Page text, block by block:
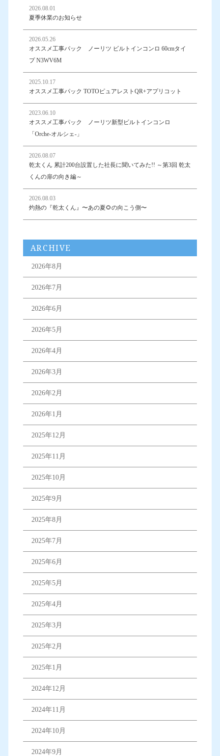
2026.08.01
夏季休業のお知らせ
2026.05.26
オススメ工事パック ノーリツ ビルトインコンロ 60cmタイ
プ N3WV6M
2025.10.17
オススメ工事パック TOTOピュアレストQR+アプリコット
2023.06.10
オススメ工事パック ノーリツ新型ビルトインコンロ
「Orche-オルシェ-」
2026.08.07
乾太くん 累計200台設置した社長に聞いてみた!! ～第3回 乾太
くんの扉の向き編～
2026.08.03
灼熱の『乾太くん』〜あの夏🌻の向こう側〜
ARCHIVE
2026年8月
2026年7月
2026年6月
2026年5月
2026年4月
2026年3月
2026年2月
2026年1月
2025年12月
2025年11月
2025年10月
2025年9月
2025年8月
2025年7月
2025年6月
2025年5月
2025年4月
2025年3月
2025年2月
2025年1月
2024年12月
2024年11月
2024年10月
2024年9月